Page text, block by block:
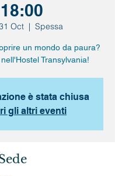
18:00
Oct
  |
Spessa
un mondo da paura?
Transylvania!
è stata chiusa
gli altri eventi